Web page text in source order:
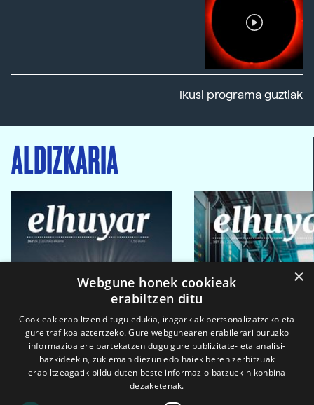
Ikusi programa guztiak
ALDIZKARIA
×
Webgune honek cookieak
erabiltzen ditu
Cookieak erabiltzen ditugu edukia, iragarkiak pertsonalizatzeko eta
gure trafikoa aztertzeko. Gure webgunearen erabilerari buruzko
informazioa ere partekatzen dugu gure publizitate- eta analisi-
bazkideekin, zuk eman diezun edo haiek beren zerbitzuak
erabiltzeagatik bildu duten beste informazio batzuekin konbina
dezaketenak.